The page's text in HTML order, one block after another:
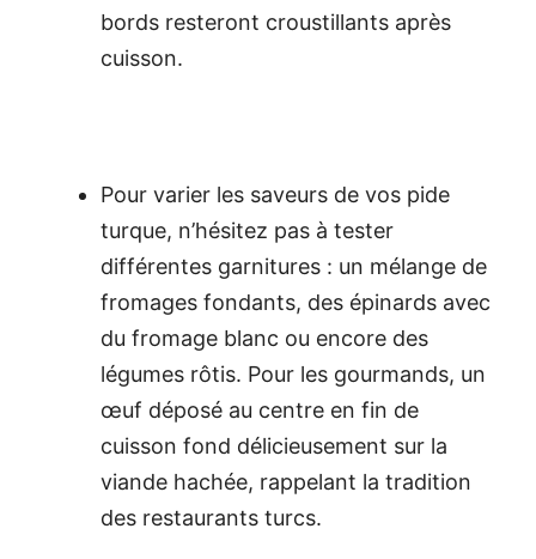
bords resteront croustillants après
cuisson.
Pour varier les saveurs de vos pide
turque, n’hésitez pas à tester
différentes garnitures : un mélange de
fromages fondants, des épinards avec
du fromage blanc ou encore des
légumes rôtis. Pour les gourmands, un
œuf déposé au centre en fin de
cuisson fond délicieusement sur la
viande hachée, rappelant la tradition
des restaurants turcs.